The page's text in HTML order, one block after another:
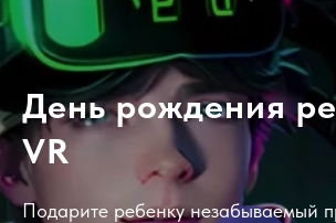
День рождения
VR
Подарите ребенку незабываемый